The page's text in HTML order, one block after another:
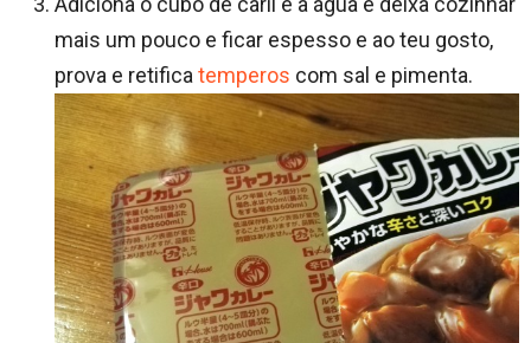
mais um pouco e ficar espesso e ao teu gosto,
prova e retificatemperos com sal e pimenta.